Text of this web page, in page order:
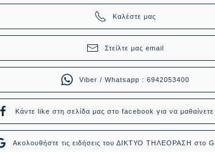
Καλέστε μας
Στείλτε μας email
Viber / Whatsapp : 6942053400
Κάντε like στη σελίδα μας στο facebook για να
Ακολουθήστε τις ειδήσεις του ΔΙΚΤΥΟ ΤΗΛΕΟΡΑΣΗ στο